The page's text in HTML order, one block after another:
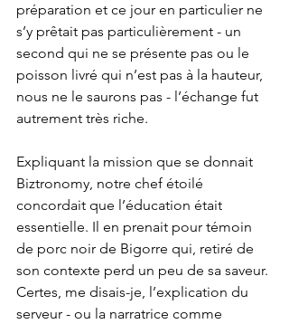
préparation et ce jour en particulier ne
s’y prêtait pas particulièrement - un
second qui ne se présente pas ou le
poisson livré qui n’est pas à la hauteur,
nous ne le saurons pas - l’échange fut
autrement très riche.
Expliquant la mission que se donnait
Biztronomy, notre chef étoilé
concordait que l’éducation était
essentielle. Il en prenait pour témoin
de porc noir de Bigorre qui, retiré de
son contexte perd un peu de sa saveur.
Certes, me disais-je, l’explication du
serveur - ou la narratrice comme